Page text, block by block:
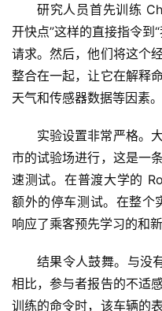
研究人员首先训练
开快点”这样的直接指令到
请求。然后，他们将这个
整合在一起，让它在解释
天气和传感器数据等因素。
实验设置非常严格。
市的试验场进行，这是一
速测试。在普渡大学的
额外的停车测试。在整个
响应了乘客预先学习的和新
结果令人鼓舞。与没
相比，参与者报告的不适
训练的命令时，该车辆的